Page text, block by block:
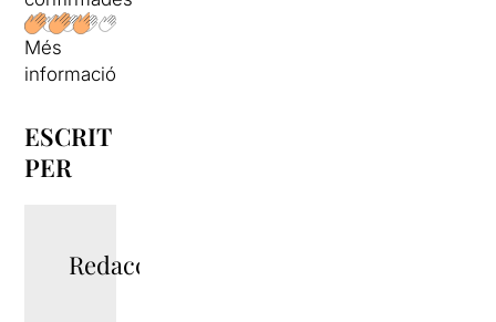
Més
informació
ESCRIT
PER
Redacció